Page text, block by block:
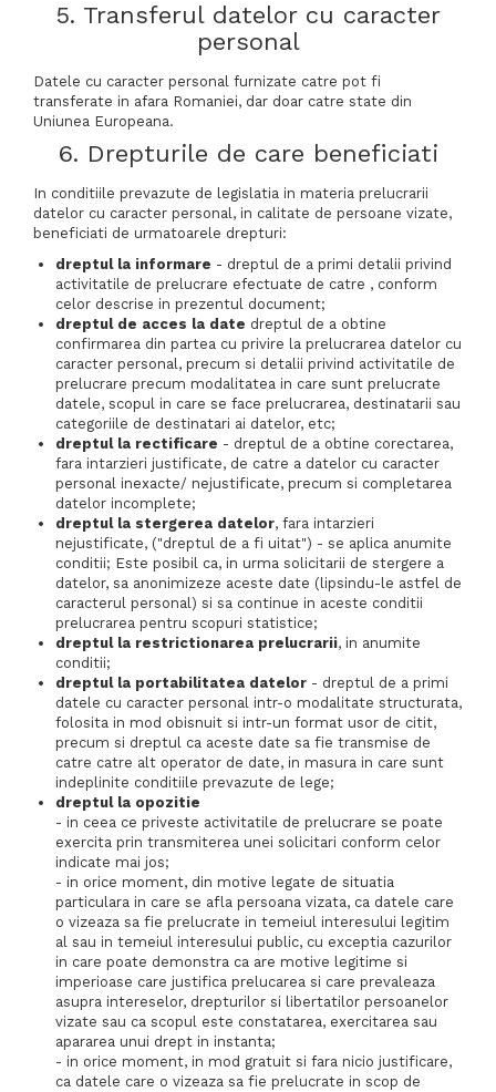
5. Transferul datelor cu caracter
personal
Datele cu caracter personal furnizate catre pot fi
transferate in afara Romaniei, dar doar catre state din
Uniunea Europeana.
6. Drepturile de care beneficiati
In conditiile prevazute de legislatia in materia prelucrarii
datelor cu caracter personal, in calitate de persoane vizate,
beneficiati de urmatoarele drepturi:
dreptul la informare - dreptul de a primi detalii privind
activitatile de prelucrare efectuate de catre , conform
celor descrise in prezentul document;
dreptul de acces la date dreptul de a obtine
confirmarea din partea cu privire la prelucrarea datelor cu
caracter personal, precum si detalii privind activitatile de
prelucrare precum modalitatea in care sunt prelucrate
datele, scopul in care se face prelucrarea, destinatarii sau
categoriile de destinatari ai datelor, etc;
dreptul la rectificare - dreptul de a obtine corectarea,
fara intarzieri justificate, de catre a datelor cu caracter
personal inexacte/ nejustificate, precum si completarea
datelor incomplete;
dreptul la stergerea datelor, fara intarzieri
nejustificate, ("dreptul de a fi uitat") - se aplica anumite
conditii; Este posibil ca, in urma solicitarii de stergere a
datelor, sa anonimizeze aceste date (lipsindu-le astfel de
caracterul personal) si sa continue in aceste conditii
prelucrarea pentru scopuri statistice;
dreptul la restrictionarea prelucrarii, in anumite
conditii;
dreptul la portabilitatea datelor - dreptul de a primi
datele cu caracter personal intr-o modalitate structurata,
folosita in mod obisnuit si intr-un format usor de citit,
precum si dreptul ca aceste date sa fie transmise de
catre catre alt operator de date, in masura in care sunt
indeplinite conditiile prevazute de lege;
dreptul la opozitie
- in ceea ce priveste activitatile de prelucrare se poate
exercita prin transmiterea unei solicitari conform celor
indicate mai jos;
- in orice moment, din motive legate de situatia
particulara in care se afla persoana vizata, ca datele care
o vizeaza sa fie prelucrate in temeiul interesului legitim
al sau in temeiul interesului public, cu exceptia cazurilor
in care poate demonstra ca are motive legitime si
imperioase care justifica prelucarea si care prevaleaza
asupra intereselor, drepturilor si libertatilor persoanelor
vizate sau ca scopul este constatarea, exercitarea sau
apararea unui drept in instanta;
- in orice moment, in mod gratuit si fara nicio justificare,
ca datele care o vizeaza sa fie prelucrate in scop de